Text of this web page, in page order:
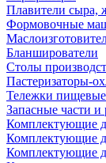
Плавители сыра,
Формовочные
Бланширователи
Столы
Пастеризаторы-
Тележки пищевые
Запасные части и
Комплектующие
Комплектующие
Комплектующие